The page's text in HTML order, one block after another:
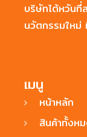
บริษัทไต้หวันที่
นวัตกรรมใหม่
เมนู
หน้าหลัก
สินค้าทั้งห